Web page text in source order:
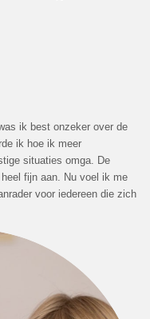
ik best onzeker over de
ik hoe ik meer
situaties omga. De
fijn aan. Nu voel ik me
voor iedereen die zich